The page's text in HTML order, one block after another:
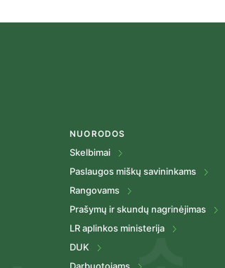
NUORODOS
Skelbimai
Paslaugos miškų savininkams
Rangovams
Prašymų ir skundų nagrinėjimas
LR aplinkos ministerija
DUK